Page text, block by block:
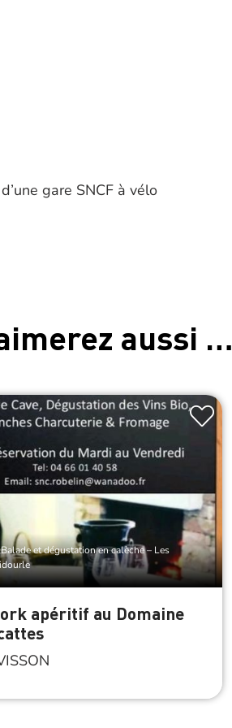
gare SNCF à vélo
aussi …
et dégustation en calèche – Les
apéritif au Domaine